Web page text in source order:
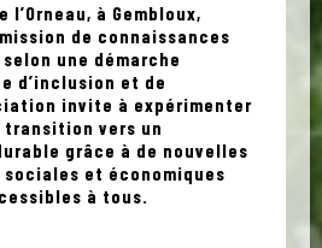
l’Orneau, à Gembloux,
de connaissances
une démarche
d’inclusion et de
invite à expérimenter
transition vers un
grâce à de nouvelles
sociales et économiques
à tous.